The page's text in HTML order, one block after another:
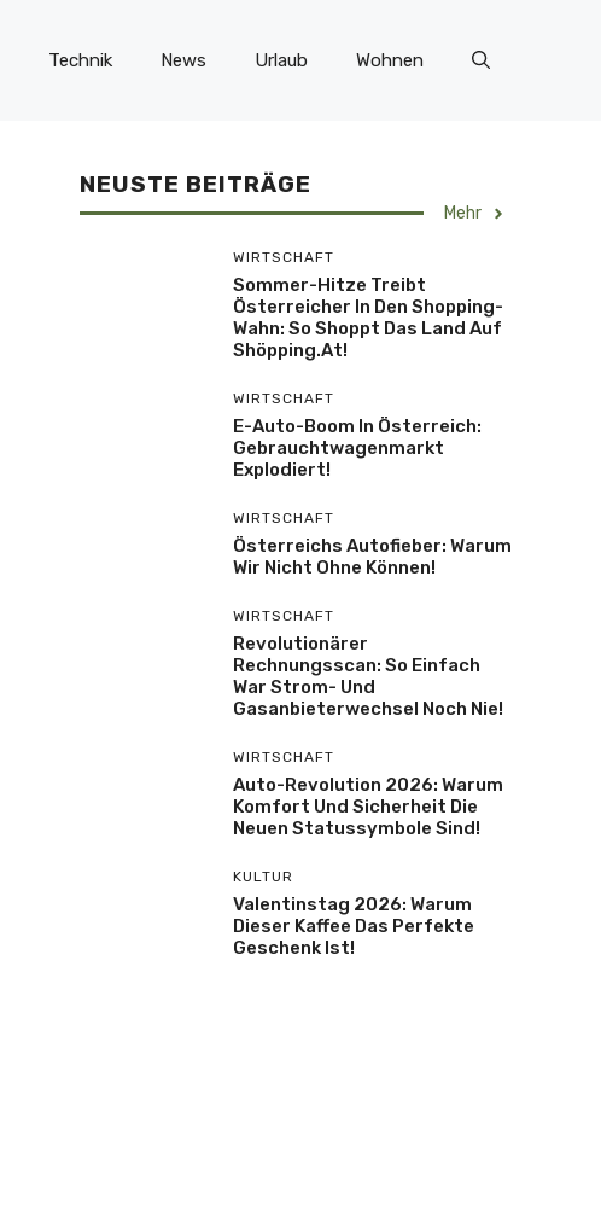
Technik News Urlaub Wohnen
NEUSTE BEITRÄGE
Mehr
WIRTSCHAFT
Sommer-Hitze Treibt
Österreicher In Den Shopping-
Wahn: So Shoppt Das Land Auf
Shöpping.at!
WIRTSCHAFT
E-Auto-Boom In Österreich:
Gebrauchtwagenmarkt
Explodiert!
WIRTSCHAFT
Österreichs Autofieber: Warum
Wir Nicht Ohne Können!
WIRTSCHAFT
Revolutionärer
Rechnungsscan: So Einfach
War Strom- Und
Gasanbieterwechsel Noch Nie!
WIRTSCHAFT
Auto-Revolution 2026: Warum
Komfort Und Sicherheit Die
Neuen Statussymbole Sind!
KULTUR
Valentinstag 2026: Warum
Dieser Kaffee Das Perfekte
Geschenk Ist!